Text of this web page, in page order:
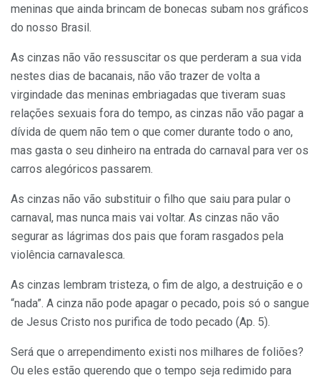
meninas que ainda brincam de bonecas subam nos gráficos
do nosso Brasil.
As cinzas não vão ressuscitar os que perderam a sua vida
nestes dias de bacanais, não vão trazer de volta a
virgindade das meninas embriagadas que tiveram suas
relações sexuais fora do tempo, as cinzas não vão pagar a
dívida de quem não tem o que comer durante todo o ano,
mas gasta o seu dinheiro na entrada do carnaval para ver os
carros alegóricos passarem.
As cinzas não vão substituir o filho que saiu para pular o
carnaval, mas nunca mais vai voltar. As cinzas não vão
segurar as lágrimas dos pais que foram rasgados pela
violência carnavalesca.
As cinzas lembram tristeza, o fim de algo, a destruição e o
“nada”. A cinza não pode apagar o pecado, pois só o sangue
de Jesus Cristo nos purifica de todo pecado (Ap. 5).
Será que o arrependimento existi nos milhares de foliões?
Ou eles estão querendo que o tempo seja redimido para